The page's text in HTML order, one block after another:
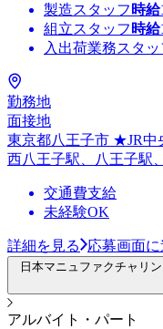
製造スタッフ 時給
組立スタッフ 時給
入出荷業務スタッ
勤務地
面接地
東京都八王子市 ★JR中
西八王子駅、八王子駅
交通費支給
未経験OK
詳細を見る 応募画面に
日本マニュファクチャリ
アルバイト・パート